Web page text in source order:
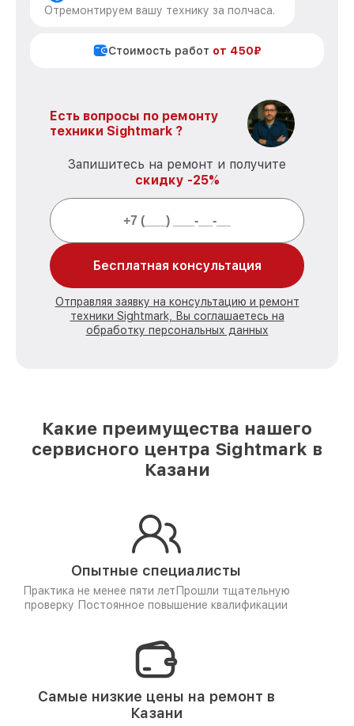
Отремонтируем вашу технику за полчаса.
Стоимость работ от 450₽
Есть вопросы по ремонту
техники Sightmark ?
Запишитесь на ремонт и получите
скидку -25%
Бесплатная консультация
Отправляя заявку на консультацию и ремонт
техники Sightmark, Вы соглашаетесь на
обработку персональных данных
Какие преимущества нашего
сервисного центра Sightmark в
Казани
Опытные специалисты
Практика не менее пяти лет Прошли тщательную
проверку Постоянное повышение квалификации
Самые низкие цены на ремонт в
Казани